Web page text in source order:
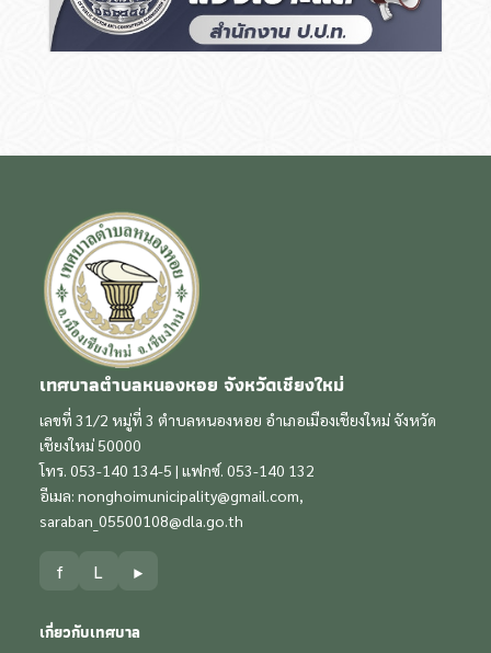
เทศบาลตำบลหนองหอย จังหวัดเชียงใหม่
เลขที่ 31/2 หมู่ที่ 3 ตำบลหนองหอย อำเภอเมืองเชียงใหม่ จังหวัด
เชียงใหม่ 50000
โทร. 053-140 134-5 | แฟกซ์. 053-140 132
อีเมล: nonghoimunicipality@gmail.com,
saraban_05500108@dla.go.th
f L ▶
เกี่ยวกับเทศบาล